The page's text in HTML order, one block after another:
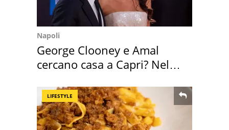
Napoli
George Clooney e Amal
cercano casa a Capri? Nel
LIFESTYLE